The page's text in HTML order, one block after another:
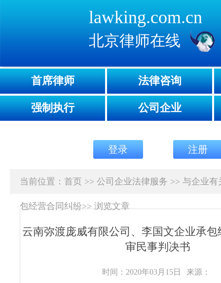
lawking.com.cn
北京律师在线
首席律师 法律咨询
强制执行 公司企业
登录 注册
当前位置： 首页 >> 公司企业法律服务 >> 与企业有
包经营合同纠纷>>浏览文章
云南弥渡庞威有限公司、李国文企业承
审民事判决书
时间：2020年03月15日
来源：